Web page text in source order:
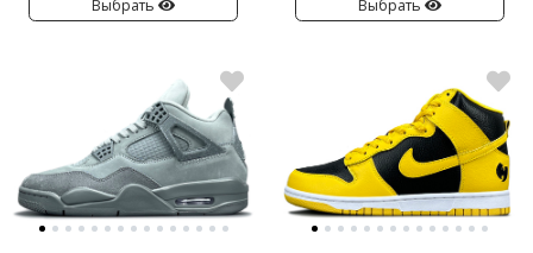
Выбрать Выбрать